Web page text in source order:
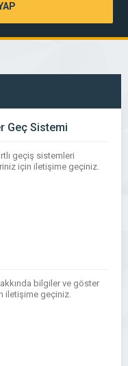
Geç Sistemi
geçiş sistemleri
için iletişime geçiniz.
bilgiler ve göster
iletişime geçiniz.